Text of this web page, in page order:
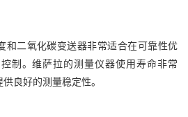
和二氧化碳变送器非常适合在可靠性优
制。维萨拉的测量仪器使用寿命非常
良好的测量稳定性。